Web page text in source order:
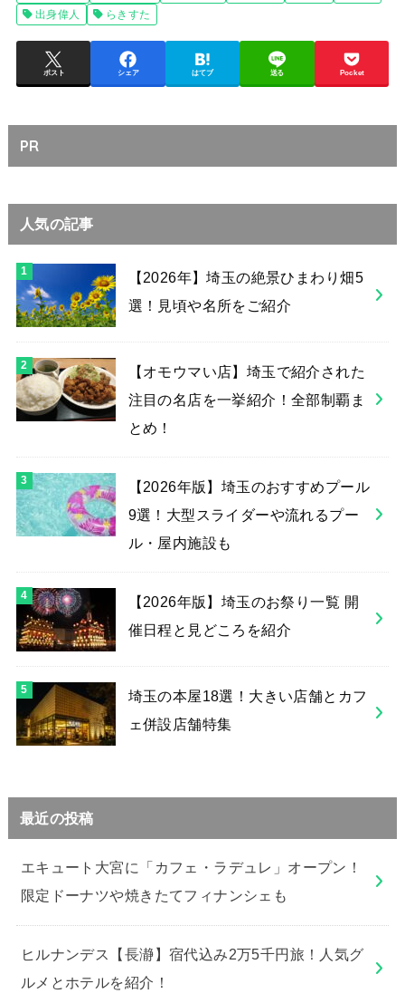
出身偉人
らきすた
ポスト シェア はてブ 送る Pocket
PR
人気の記事
【2026年】埼玉の絶景ひまわり畑5
選！見頃や名所をご紹介
【オモウマい店】埼玉で紹介された
注目の名店を一挙紹介！全部制覇ま
とめ！
【2026年版】埼玉のおすすめプール
9選！大型スライダーや流れるプー
ル・屋内施設も
【2026年版】埼玉のお祭り一覧 開
催日程と見どころを紹介
埼玉の本屋18選！大きい店舗とカフ
ェ併設店舗特集
最近の投稿
エキュート大宮に「カフェ・ラデュレ」オープン！
限定ドーナツや焼きたてフィナンシェも
ヒルナンデス【長瀞】宿代込み2万5千円旅！人気グ
ルメとホテルを紹介！